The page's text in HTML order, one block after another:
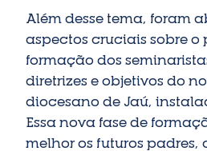
Além desse tema, foram
aspectos cruciais sobre o
formação dos
diretrizes e objetivos do
diocesano de Jaú,
Essa nova fase de
melhor os futuros padres,